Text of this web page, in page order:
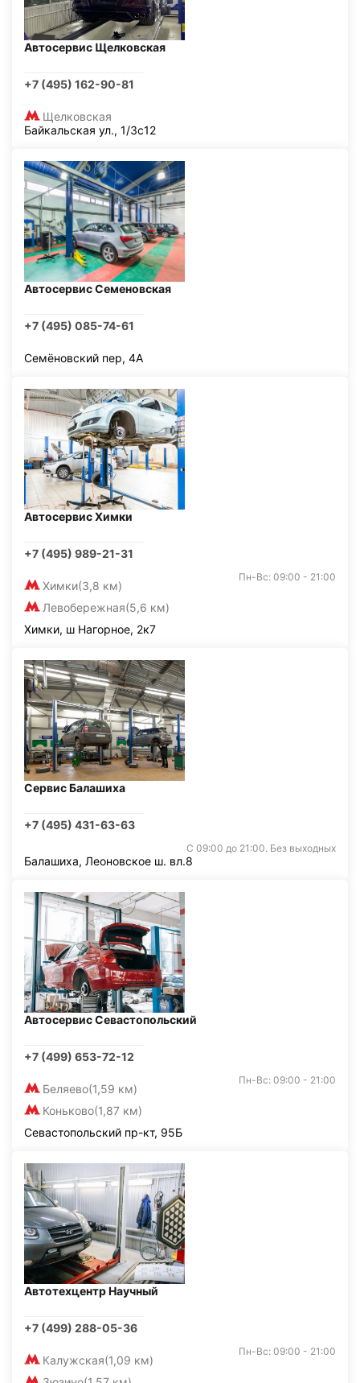
Автосервис Щелковская
+7 (495) 162-90-81
Щелковская
Байкальская ул., 1/3с12
Автосервис Семеновская
+7 (495) 085-74-61
Семёновский пер, 4А
Автосервис Химки
+7 (495) 989-21-31
Химки(3,8 км)
Левобережная(5,6 км)
Пн-Вс: 09:00 - 21:00
Химки, ш Нагорное, 2к7
Сервис Балашиха
+7 (495) 431-63-63
С 09:00 до 21:00. Без выходных
Балашиха, Леоновское ш. вл.8
Автосервис Севастопольский
+7 (499) 653-72-12
Беляево(1,59 км)
Коньково(1,87 км)
Пн-Вс: 09:00 - 21:00
Севастопольский пр-кт, 95Б
Автотехцентр Научный
+7 (499) 288-05-36
Калужская(1,09 км)
Пн-Вс: 09:00 - 21:00